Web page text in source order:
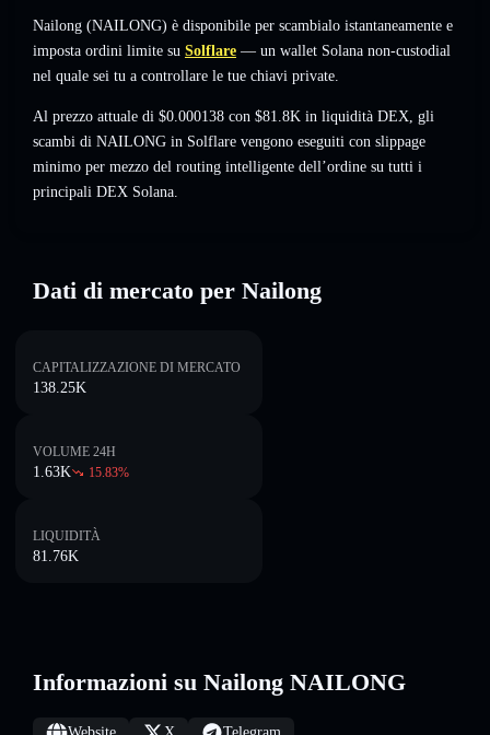
Nailong (NAILONG) è disponibile per scambialo istantaneamente e
imposta ordini limite su Solflare — un wallet Solana non-custodial
nel quale sei tu a controllare le tue chiavi private.
Al prezzo attuale di $0.000138 con $81.8K in liquidità DEX, gli
scambi di NAILONG in Solflare vengono eseguiti con slippage
minimo per mezzo del routing intelligente dell’ordine su tutti i
principali DEX Solana.
Dati di mercato per Nailong
CAPITALIZZAZIONE DI MERCATO
138.25K
VOLUME 24H
1.63K 15.83%
LIQUIDITÀ
81.76K
Informazioni su Nailong NAILONG